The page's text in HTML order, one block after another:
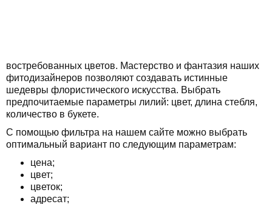
востребованных цветов. Мастерство и фантазия наших
фитодизайнеров позволяют создавать истинные
шедевры флористического искусства. Выбрать
предпочитаемые параметры лилий: цвет, длина стебля,
количество в букете.
С помощью фильтра на нашем сайте можно выбрать
оптимальный вариант по следующим параметрам:
цена;
цвет;
цветок;
адресат;